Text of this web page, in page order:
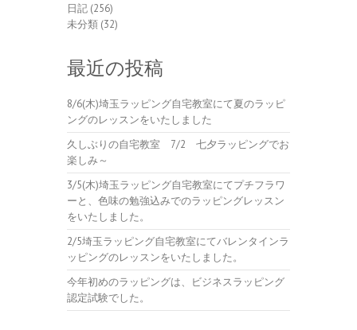
日記 (256)
未分類 (32)
最近の投稿
8/6(木)埼玉ラッピング自宅教室にて夏のラッピ
ングのレッスンをいたしました
久しぶりの自宅教室 7/2 七夕ラッピングでお
楽しみ～
3/5(木)埼玉ラッピング自宅教室にてプチフラワ
ーと、色味の勉強込みでのラッピングレッスン
をいたしました。
2/5埼玉ラッピング自宅教室にてバレンタインラ
ッピングのレッスンをいたしました。
今年初めのラッピングは、ビジネスラッピング
認定試験でした。